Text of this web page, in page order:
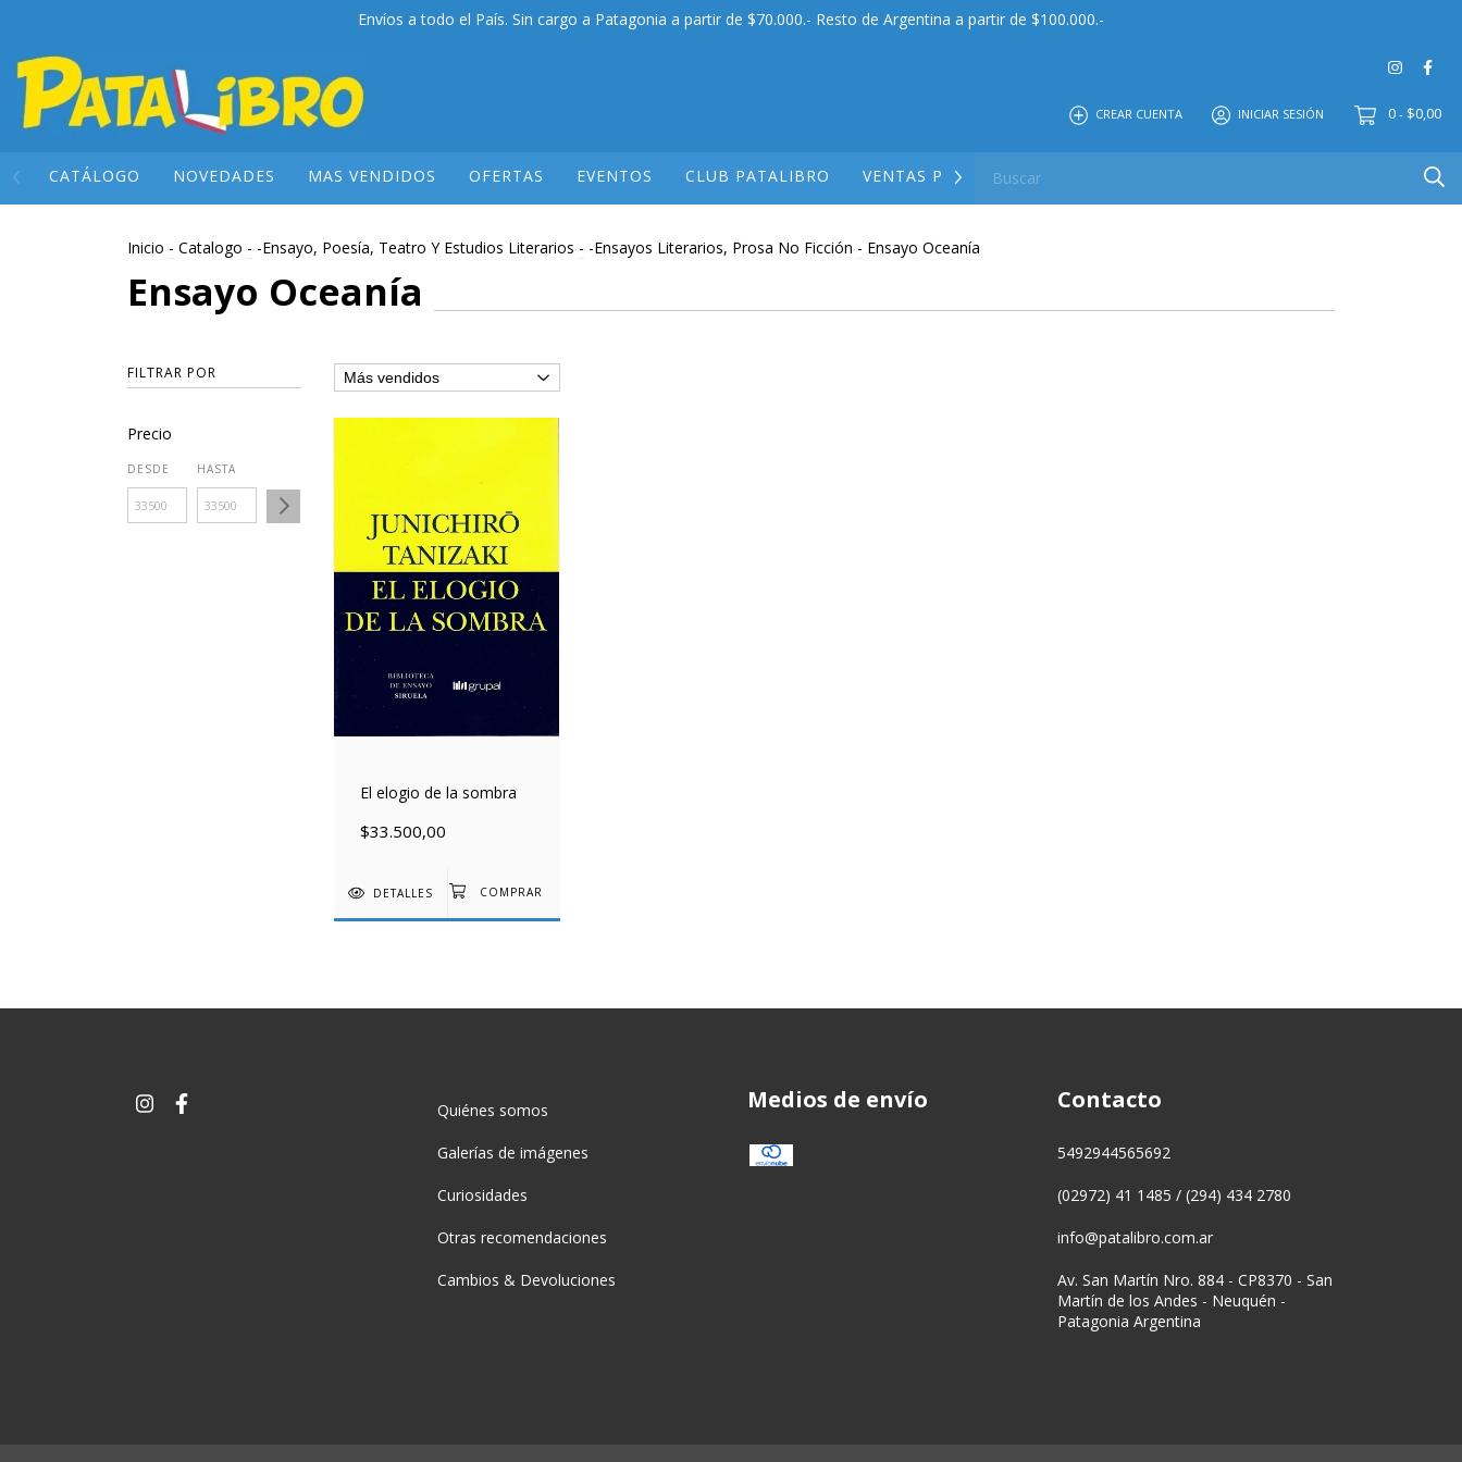
Envíos a todo el País. Sin cargo a Patagonia a partir de $70.000.- Resto de Argentina a partir de $100.000.-
CREAR CUENTA INICIAR SESIÓN 0 - $0,00
CATÁLOGO NOVEDADES MAS VENDIDOS OFERTAS EVENTOS CLUB PATALIBRO VENTAS POR MAYOR
Inicio - Catalogo - -Ensayo, Poesía, Teatro Y Estudios Literarios - -Ensayos Literarios, Prosa No Ficción - Ensayo Oceanía
Ensayo Oceanía
FILTRAR POR
Precio
DESDE HASTA
El elogio de la sombra
$33.500,00
DETALLES
Quiénes somos
Galerías de imágenes
Curiosidades
Otras recomendaciones
Cambios & Devoluciones
Medios de envío Contacto
5492944565692
(02972) 41 1485 / (294) 434 2780
info@patalibro.com.ar
Av. San Martín Nro. 884 - CP8370 - San
Martín de los Andes - Neuquén -
Patagonia Argentina